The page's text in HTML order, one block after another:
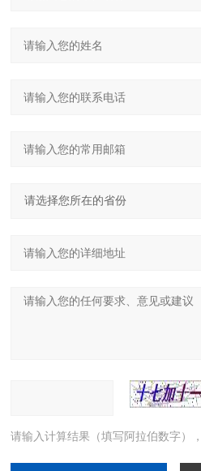
请输入计算结果（填写阿拉伯数字）